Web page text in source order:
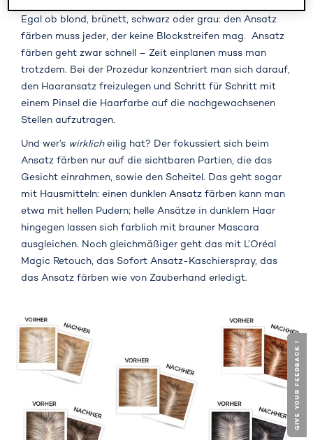
Egal ob blond, brünett, schwarz oder grau: den Ansatz
färben muss jeder, der keine Blockstreifen mag. Ansatz
färben geht zwar schnell – Zeit einplanen muss man
trotzdem. Bei der Prozedur konzentriert man sich darauf,
den Haaransatz freizulegen und Schritt für Schritt mit
einem Pinsel die Haarfarbe auf die nachgewachsenen
Stellen aufzutragen.
Und wer’s wirklicheilig hat? Der fokussiert sich beim
Ansatz färben nur auf die sichtbaren Partien, die das
Gesicht einrahmen, sowie den Scheitel. Das geht sogar
mit Hausmitteln: einen dunklen Ansatz färben kann man
etwa mit hellen Pudern; helle Ansätze in dunklem Haar
hingegen lassen sich farblich mit brauner Mascara
ausgleichen. Noch gleichmäßiger geht das mit L’Oréal
Magic Retouch, das Sofort Ansatz-Kaschierspray, das
das Ansatz färben wie von Zauberhand erledigt.
GIVE YOUR FEEDBACK !